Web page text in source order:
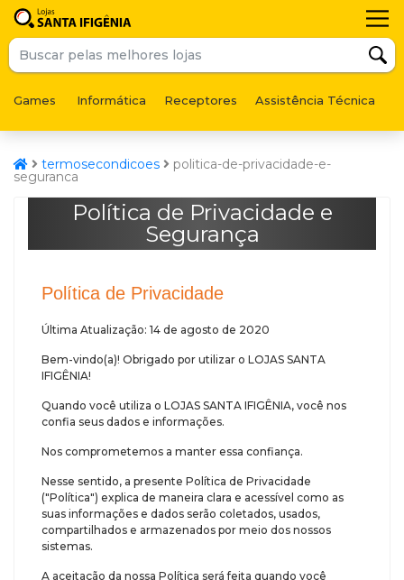
Games Informática Receptores Assistência Técnica
termosecondicoes politica-de-privacidade-e-
seguranca
Política de Privacidade e
Segurança
Política de Privacidade
Última Atualização: 14 de agosto de 2020
Bem-vindo(a)! Obrigado por utilizar o LOJAS SANTA
IFIGÊNIA!
Quando você utiliza o LOJAS SANTA IFIGÊNIA, você nos
confia seus dados e informações.
Nos comprometemos a manter essa confiança.
Nesse sentido, a presente Política de Privacidade
("Política") explica de maneira clara e acessível como as
suas informações e dados serão coletados, usados,
compartilhados e armazenados por meio dos nossos
sistemas.
A aceitação da nossa Política será feita quando você